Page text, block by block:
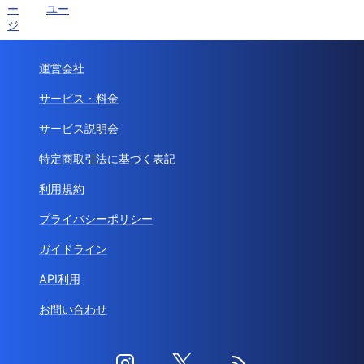
ー
ジ
ユー
運営会社
サービス・料金
サービス説明会
特定商取引法に基づく表記
利用規約
プライバシーポリシー
ガイドライン
API利用
お問い合わせ